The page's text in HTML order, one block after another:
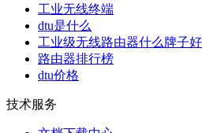
工业无线终端
dtu是什么
工业级无线路由器什么牌子好
路由器排行榜
dtu价格
技术服务